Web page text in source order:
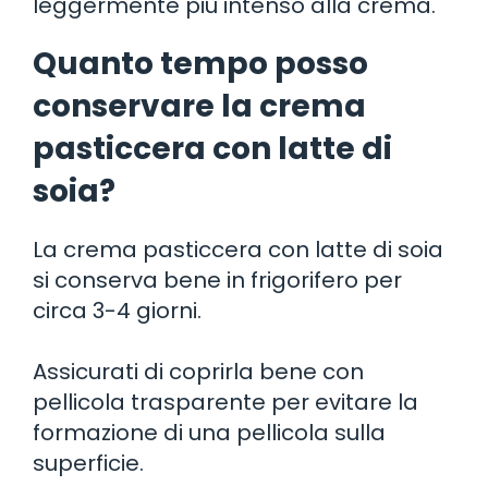
Quanto tempo posso
conservare la crema
pasticcera con latte di
soia?
La crema pasticcera con latte di soia
si conserva bene in frigorifero per
circa 3-4 giorni.
Assicurati di coprirla bene con
pellicola trasparente per evitare la
formazione di una pellicola sulla
superficie.